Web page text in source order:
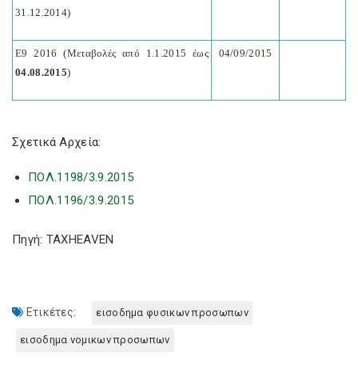
31.12.2014)
Ε9 2016 (Μεταβολές από 1.1.2015 έως
04.08.2015)
04/09/2015
Σχετικά Αρχεία:
ΠΟΛ.1198/3.9.2015
ΠΟΛ.1196/3.9.2015
Πηγή: TAXHEAVEN
Ετικέτες: εισοδημα φυσικων προσωπων
εισοδημα νομικων προσωπων